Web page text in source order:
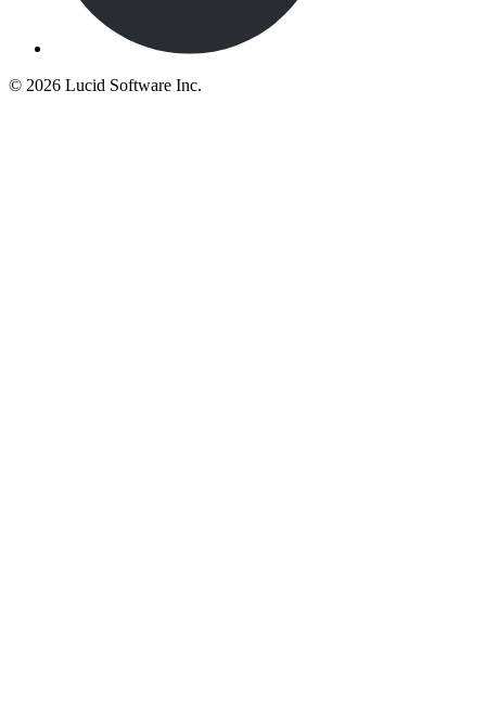
© 2026 Lucid Software Inc.